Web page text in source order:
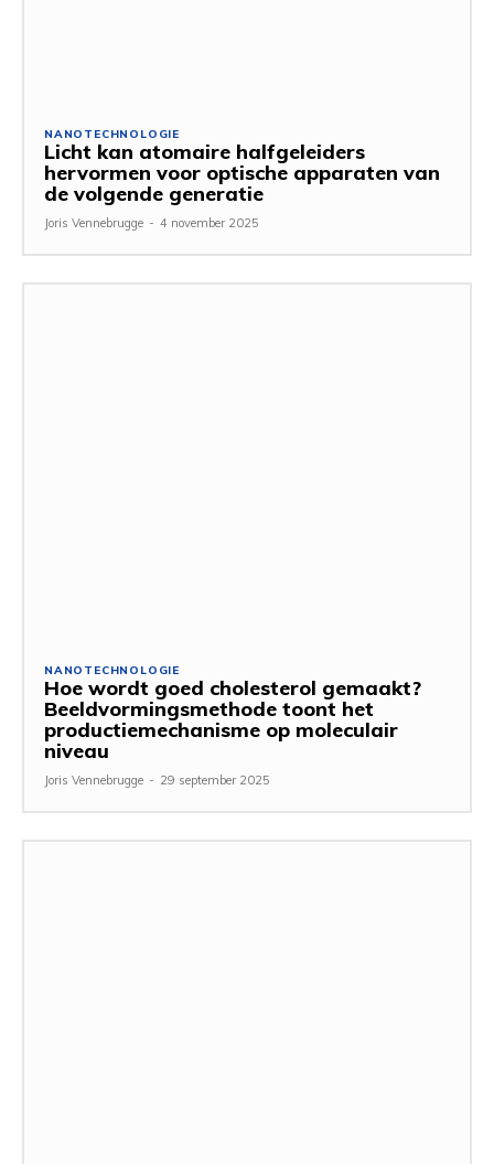
NANOTECHNOLOGIE
Licht kan atomaire halfgeleiders
hervormen voor optische apparaten van
de volgende generatie
Joris Vennebrugge - 4 november 2025
NANOTECHNOLOGIE
Hoe wordt goed cholesterol gemaakt?
Beeldvormingsmethode toont het
productiemechanisme op moleculair
niveau
Joris Vennebrugge - 29 september 2025